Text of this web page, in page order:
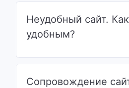
Неудобный сайт.
удобным?
Сопровождение